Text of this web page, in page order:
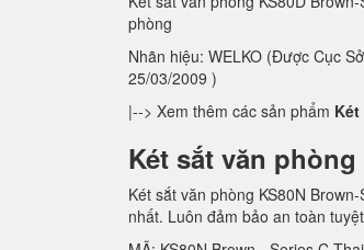
phòng
Nhãn hiệu: WELKO (Được Cục
25/03/2009 )
|--> Xem thêm các sản phẩm
Két sắt văn
Két sắt văn phòng KS80N
nhất. Luôn đảm bảo an toàn